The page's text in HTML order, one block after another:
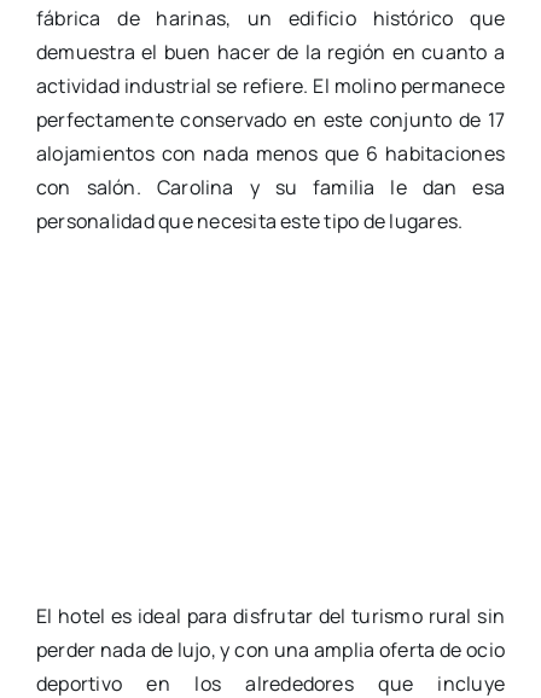
fábrica de harinas, un edificio histórico que
demuestra el buen hacer de la región en cuanto a
actividad industrial se refiere. El molino permanece
perfectamente conservado en este conjunto de 17
alojamientos con nada menos que 6 habitaciones
con salón. Carolina y su familia le dan esa
personalidad que necesita este tipo de lugares.
El hotel es ideal para disfrutar del turismo rural sin
perder nada de lujo, y con una amplia oferta de ocio
deportivo en los alrededores que incluye